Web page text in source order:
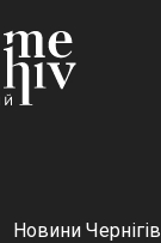
Новини Чернігів